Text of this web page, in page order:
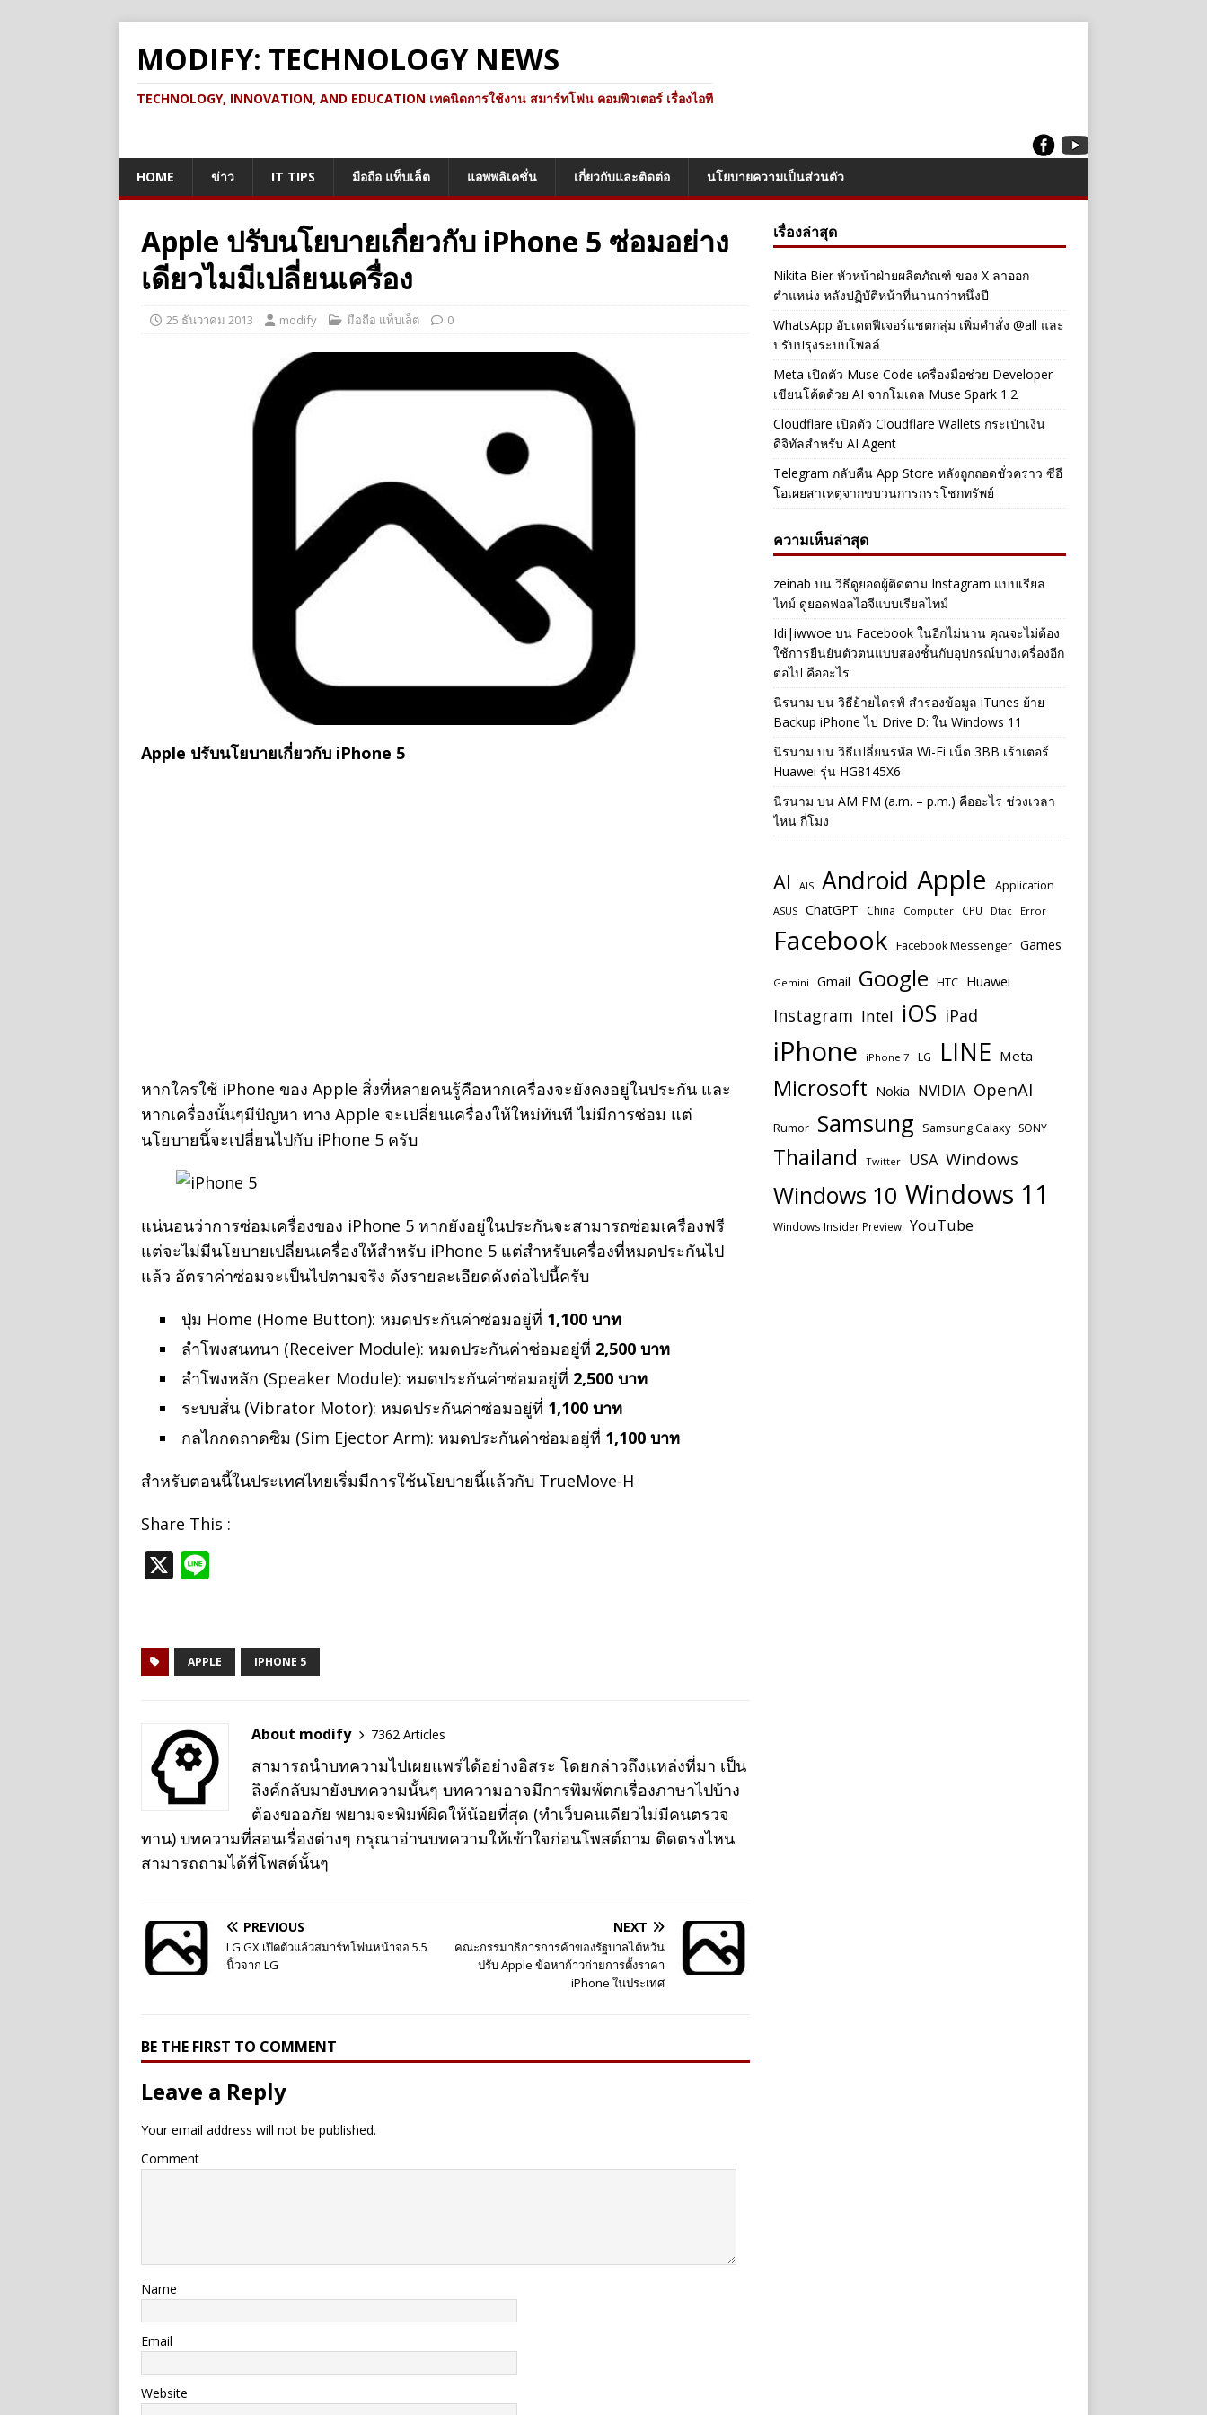
MODIFY: TECHNOLOGY NEWS
TECHNOLOGY, INNOVATION, AND EDUCATION เทคนิดการใช้งาน สมาร์ทโฟน คอมพิวเตอร์ เรื่องไอที
HOME ข่าว IT TIPS มือถือ แท็บเล็ต แอพพลิเคชั่น เกี่ยวกับและติดต่อ นโยบายความเป็นส่วนตัว
Apple ปรับนโยบายเกี่ยวกับ iPhone 5 ซ่อมอย่าง
เดียวไมมีเปลี่ยนเครื่อง
25 ธันวาคม 2013 modify มือถือ แท็บเล็ต 0
Apple ปรับนโยบายเกี่ยวกับ iPhone 5
หากใครใช้ iPhone ของ Apple สิ่งที่หลายคนรู้คือหากเครื่องจะยังคงอยู่ในประกัน และ
หากเครื่องนั้นๆมีปัญหา ทาง Apple จะเปลี่ยนเครื่องให้ใหม่ทันที ไม่มีการซ่อม แต่
นโยบายนี้จะเปลี่ยนไปกับ iPhone 5 ครับ
แน่นอนว่าการซ่อมเครื่องของ iPhone 5 หากยังอยู่ในประกันจะสามารถซ่อมเครื่องฟรี
แต่จะไม่มีนโยบายเปลี่ยนเครื่องให้สำหรับ iPhone 5 แต่สำหรับเครื่องที่หมดประกันไป
แล้ว อัตราค่าซ่อมจะเป็นไปตามจริง ดังรายละเอียดดังต่อไปนี้ครับ
ปุ่ม Home (Home Button): หมดประกันค่าซ่อมอยู่ที่ 1,100 บาท
ลำโพงสนทนา (Receiver Module): หมดประกันค่าซ่อมอยู่ที่ 2,500 บาท
ลำโพงหลัก (Speaker Module): หมดประกันค่าซ่อมอยู่ที่ 2,500 บาท
ระบบสั่น (Vibrator Motor): หมดประกันค่าซ่อมอยู่ที่ 1,100 บาท
กลไกกดถาดซิม (Sim Ejector Arm): หมดประกันค่าซ่อมอยู่ที่ 1,100 บาท
สำหรับตอนนี้ในประเทศไทยเริ่มมีการใช้นโยบายนี้แล้วกับ TrueMove-H
Share This :
X
APPLE IPHONE 5
About modify 7362 Articles
สามารถนำบทความไปเผยแพร่ได้อย่างอิสระ โดยกล่าวถึงแหล่งที่มา เป็น
ลิงค์กลับมายังบทความนั้นๆ บทความอาจมีการพิมพ์ตกเรื่องภาษาไปบ้าง
ต้องขออภัย พยามจะพิมพ์ผิดให้น้อยที่สุด (ทำเว็บคนเดียวไม่มีคนตรวจ
ทาน) บทความที่สอนเรื่องต่างๆ กรุณาอ่านบทความให้เข้าใจก่อนโพสต์ถาม ติดตรงไหน
สามารถถามได้ที่โพสต์นั้นๆ
PREVIOUS
LG GX เปิดตัวแล้วสมาร์ทโฟนหน้าจอ 5.5
นิ้วจาก LG
NEXT
คณะกรรมาธิการการค้าของรัฐบาลไต้หวัน
ปรับ Apple ข้อหาก้าวก่ายการตั้งราคา
iPhone ในประเทศ
BE THE FIRST TO COMMENT
Leave a Reply
Your email address will not be published.
Comment
Name
Email
Website
เรื่องล่าสุด
Nikita Bier หัวหน้าฝ่ายผลิตภัณฑ์ ของ X ลาออก
ตำแหน่ง หลังปฏิบัติหน้าที่นานกว่าหนึ่งปี
WhatsApp อัปเดตฟีเจอร์แชตกลุ่ม เพิ่มคำสั่ง @all และ
ปรับปรุงระบบโพลล์
Meta เปิดตัว Muse Code เครื่องมือช่วย Developer
เขียนโค้ดด้วย AI จากโมเดล Muse Spark 1.2
Cloudflare เปิดตัว Cloudflare Wallets กระเป๋าเงิน
ดิจิทัลสำหรับ AI Agent
Telegram กลับคืน App Store หลังถูกถอดชั่วคราว ซีอี
โอเผยสาเหตุจากขบวนการกรรโชกทรัพย์
ความเห็นล่าสุด
zeinab บน วิธีดูยอดผู้ติดตาม Instagram แบบเรียล
ไทม์ ดูยอดฟอลไอจีแบบเรียลไทม์
Idi|iwwoe บน Facebook ในอีกไม่นาน คุณจะไม่ต้อง
ใช้การยืนยันตัวตนแบบสองชั้นกับอุปกรณ์บางเครื่องอีก
ต่อไป คืออะไร
นิรนาม บน วิธีย้ายไดรฟ์ สำรองข้อมูล iTunes ย้าย
Backup iPhone ไป Drive D: ใน Windows 11
นิรนาม บน วิธีเปลี่ยนรหัส Wi-Fi เน็ต 3BB เร้าเตอร์
Huawei รุ่น HG8145X6
นิรนาม บน AM PM (a.m. – p.m.) คืออะไร ช่วงเวลา
ไหน กี่โมง
AI AIS Android Apple Application
ASUS ChatGPT China Computer CPU Dtac Error
Facebook Facebook Messenger Games
Gemini Gmail Google HTC Huawei
Instagram Intel iOS iPad
iPhone iPhone 7 LG LINE Meta
Microsoft Nokia NVIDIA OpenAI
Rumor Samsung Samsung Galaxy SONY
Thailand Twitter USA Windows
Windows 10 Windows 11
Windows Insider Preview YouTube